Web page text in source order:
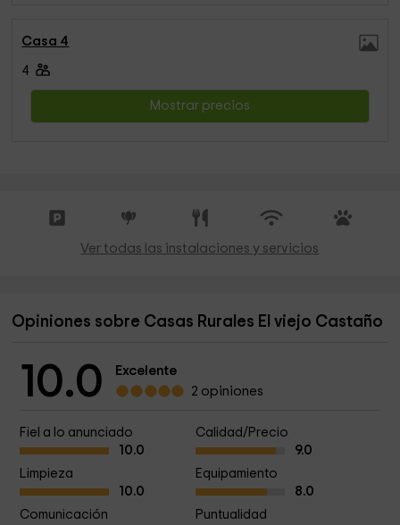
Casa 4
4
Mostrar precios
Ver todas las instalaciones y servicios
Opiniones sobre Casas Rurales El viejo Castaño
10.0
Excelente
2 opiniones
Fiel a lo anunciado
10.0
Calidad/Precio
9.0
Limpieza
10.0
Equipamiento
8.0
Comunicación
Puntualidad